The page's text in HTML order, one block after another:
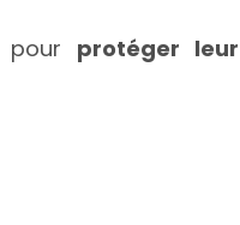
pour protéger leur